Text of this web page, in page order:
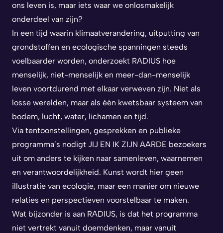
ons leven is, maar iets waar we onlosmakelijk
onderdeel van zijn?
In een tijd waarin klimaatverandering, uitputting van
grondstoffen en ecologische spanningen steeds
voelbaarder worden, onderzoekt RADIUS hoe
menselijk, niet-menselijk en meer-dan-menselijk
leven voortdurend met elkaar verweven zijn. Niet als
losse werelden, maar als één kwetsbaar systeem van
bodem, lucht, water, lichamen en tijd.
Via tentoonstellingen, gesprekken en publieke
programma’s nodigt JIJ EN IK ZIJN AARDE bezoekers
uit om anders te kijken naar samenleven, waarnemen
en verantwoordelijkheid. Kunst wordt hier geen
illustratie van ecologie, maar een manier om nieuwe
relaties en perspectieven voorstelbaar te maken.
Wat bijzonder is aan RADIUS, is dat het programma
niet vertrekt vanuit doemdenken, maar vanuit